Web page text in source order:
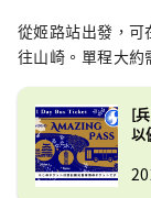
從姬路站出發，可
往山崎。單程大約
[
以